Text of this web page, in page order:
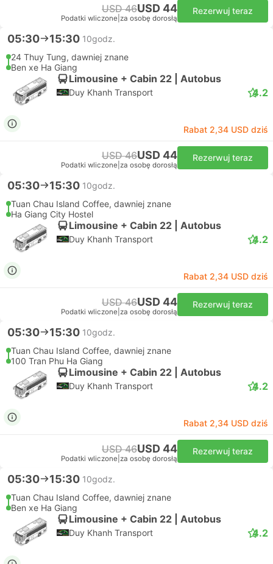
USD 46USD 44
Podatki wliczone za osobę dorosłą
Rezerwuj teraz
05:30 15:30 10godz.
24 Thuy Tung, dawniej znane
Ben xe Ha Giang
Limousine + Cabin 22 | Autobus
Duy Khanh Transport 4.2
Rabat 2,34 USD dziś
USD 46USD 44
Podatki wliczone za osobę dorosłą
Rezerwuj teraz
05:30 15:30 10godz.
Tuan Chau Island Coffee, dawniej znane
Ha Giang City Hostel
Limousine + Cabin 22 | Autobus
Duy Khanh Transport 4.2
Rabat 2,34 USD dziś
USD 46USD 44
Podatki wliczone za osobę dorosłą
Rezerwuj teraz
05:30 15:30 10godz.
Tuan Chau Island Coffee, dawniej znane
100 Tran Phu Ha Giang
Limousine + Cabin 22 | Autobus
Duy Khanh Transport 4.2
Rabat 2,34 USD dziś
USD 46USD 44
Podatki wliczone za osobę dorosłą
Rezerwuj teraz
05:30 15:30 10godz.
Tuan Chau Island Coffee, dawniej znane
Ben xe Ha Giang
Limousine + Cabin 22 | Autobus
Duy Khanh Transport 4.2